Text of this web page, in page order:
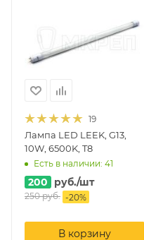
19
Лампа LED LEEK, G13,
10W, 6500K, T8
Есть в наличии: 41
200 руб./шт
250руб. -20%
В корзину